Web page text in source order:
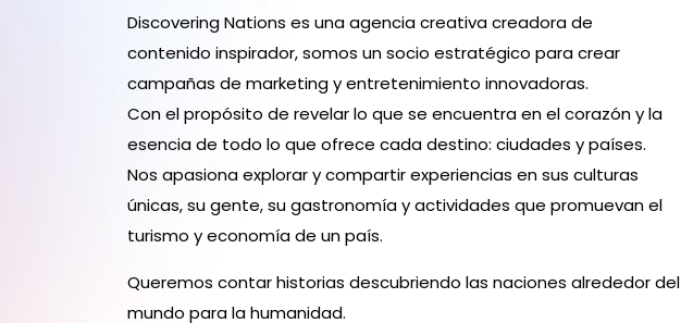
Discovering Nations es una agencia creativa creadora de
contenido inspirador, somos un socio estratégico para crear
campañas de marketing y entretenimiento innovadoras.
Con el propósito de revelar lo que se encuentra en el corazón y la
esencia de todo lo que ofrece cada destino: ciudades y países.
Nos apasiona explorar y compartir experiencias en sus culturas
únicas, su gente, su gastronomía y actividades que promuevan el
turismo y economía de un país.
Queremos contar historias descubriendo las naciones alrededor del
mundo para la humanidad.